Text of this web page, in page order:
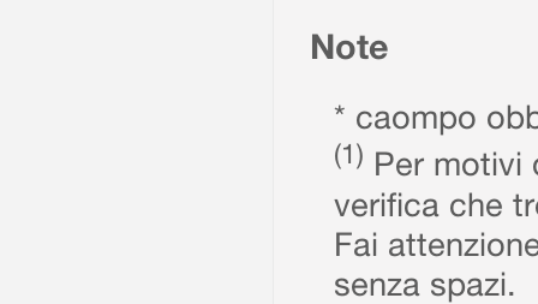
Note
* caompo
(1) Per motivi
verifica che
Fai
senza spazi.